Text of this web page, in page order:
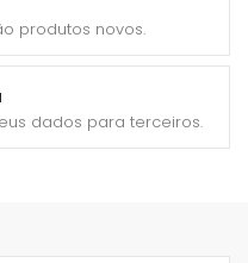
produtos novos.
dados para terceiros.